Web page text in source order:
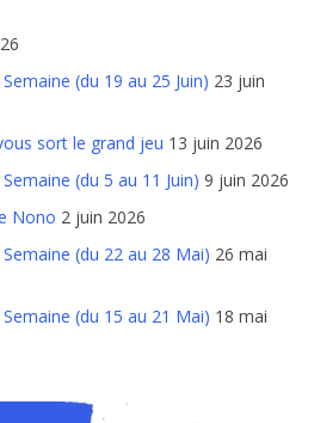
(du 19 au 25 Juin) 23 juin
sort le grand jeu 13 juin 2026
(du 5 au 11 Juin) 9 juin 2026
Nono 2 juin 2026
(du 22 au 28 Mai) 26 mai
(du 15 au 21 Mai) 18 mai